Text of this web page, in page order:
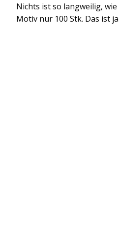
Nichts ist so langweilig,
Motiv nur 100 Stk. Das ist